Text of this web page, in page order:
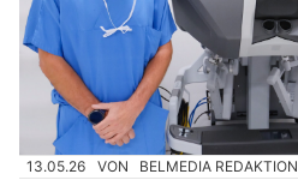
13.05.26 VON BELMEDIA REDAKTION